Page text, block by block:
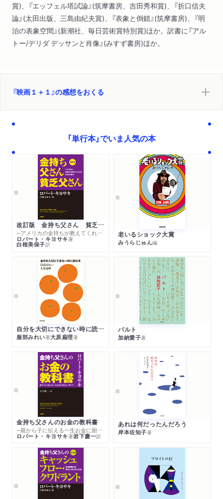
賞)、『エッフェル塔試論』(筑摩書房、吉田秀和賞)、『折口信夫
論』(太田出版、三島由紀夫賞)、『表象と倒錯』(筑摩書房)、『明
治の表象空間』(新潮社、毎日芸術賞特別賞)ほか。訳書に『アル
トー/デリダ デッサンと肖像』(みすず書房)ほか。
『映画１＋１』の感想をおくる
「単行本」でいま人気の本
改訂版 金持ち父さん 貧乏父さん
─アメリカの金持ちが教えてくれるお金の哲学
ロバート・キヨサキ著
白根美保子訳
老いるショック大賞
みうらじゅん編
自分を大切にできない時に読む本
服部みれい著大原扁理著
パルト
加納愛子著
金持ち父さんのお金の教科書
─親から子に伝える一生お金に困らない考え方
ロバート・キヨサキ著岩下慶一訳
あれは何だったんだろう
岸本佐知子著